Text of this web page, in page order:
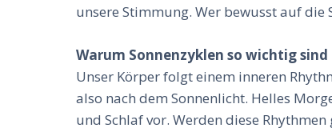
unsere Stimmung. Wer bewusst auf
Warum Sonnenzyklen so wichtig sind
Unser Körper folgt einem inneren
also nach dem Sonnenlicht. Helles
und Schlaf vor. Werden diese